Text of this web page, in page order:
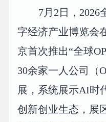
7月2日，2026
字经济产业博览会
京首次推出“全球
30余家一人公司（
展，系统展示AI时
创新创业生态，展